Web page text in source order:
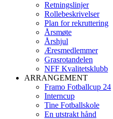
Retningslinjer
Rollebeskrivelser
Plan for rekruttering
Årsmøte
Årshjul
Æresmedlemmer
Grasrotandelen
NFF Kvalitetsklubb
ARRANGEMENT
Framo Fotballcup 24
Interncup
Tine Fotballskole
En utstrakt hånd